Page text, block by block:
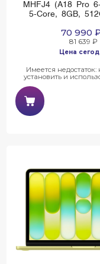
MHFJ4 (A18 Pro
5-Core, 8GB,
70 990
81 639 ₽
Цена
Имеется
установить и